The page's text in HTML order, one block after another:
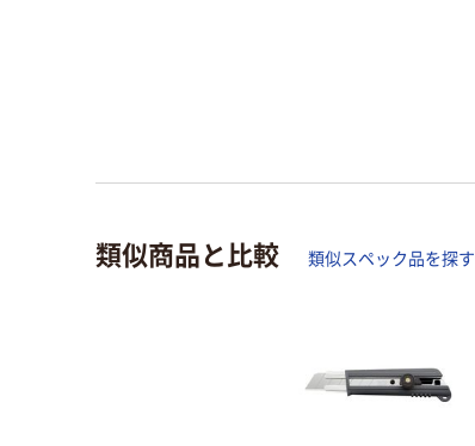
類似商品と比較 類似スペック品を探す